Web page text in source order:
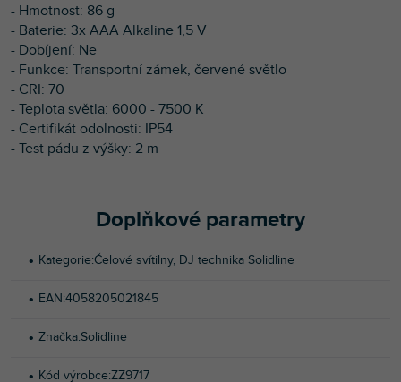
- Hmotnost: 86 g
- Baterie: 3x AAA Alkaline 1,5 V
- Dobíjení: Ne
- Funkce: Transportní zámek, červené světlo
- CRI: 70
- Teplota světla: 6000 - 7500 K
- Certifikát odolnosti: IP54
- Test pádu z výšky: 2 m
Doplňkové parametry
Kategorie:Čelové svítilny, DJ technika Solidline
EAN:4058205021845
Značka:Solidline
Kód výrobce:ZZ9717